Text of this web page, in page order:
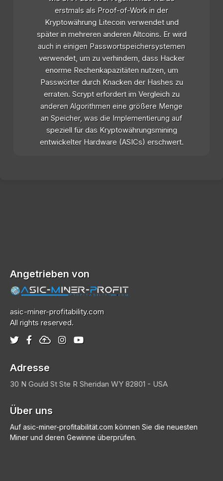
erstmals als Proof-of-Work in der
Kryptowährung Litecoin verwendet und
später in mehreren anderen Altcoins. Er wird
auch in einigen Passwortspeichersystemen
verwendet, um zu verhindern, dass Hacker
enorme Rechenkapazitäten nutzen, um
Passwörter durch Knacken der Hashes zu
erraten. Scrypt erfordert im Vergleich zu
anderen Algorithmen eine größere Menge
an Speicher, was die Implementierung auf
speziell für das Kryptowährungsmining
entwickelter Hardware (ASICs) erschwert.
Angetrieben von
asic-miner-profitability.com
All rights reserved.
Adresse
30 N Gould St Ste R Sheridan WY 82801 - USA
Über uns
Auf asic-miner-profitabilität.com können Sie die neuesten
Miner und deren Gewinne überprüfen.